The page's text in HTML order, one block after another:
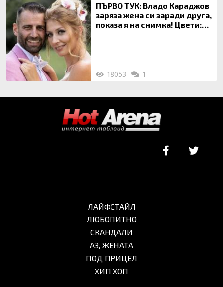
ПЪРВО ТУК: Владо Караджов
заряза жена си заради друга,
показа я на снимка! Цвети:
18053 1
ЛАЙФСТАЙЛ
ЛЮБОПИТНО
СКАНДАЛИ
АЗ, ЖЕНАТА
ПОД ПРИЦЕЛ
ХИП ХОП